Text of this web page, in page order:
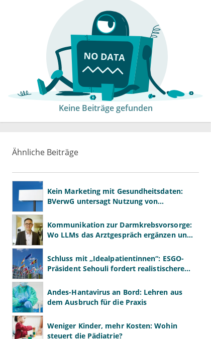
Keine Beiträge gefunden
Ähnliche Beiträge
Kein Marketing mit Gesundheitsdaten:
BVerwG untersagt Nutzung von
Kommunikation zur Darmkrebsvorsorge:
Wo LLMs das Arztgespräch ergänzen und
Schluss mit „Idealpatientinnen“: ESGO-
Präsident Sehouli fordert realistischere
Andes-Hantavirus an Bord: Lehren aus
dem Ausbruch für die Praxis
Weniger Kinder, mehr Kosten: Wohin
steuert die Pädiatrie?